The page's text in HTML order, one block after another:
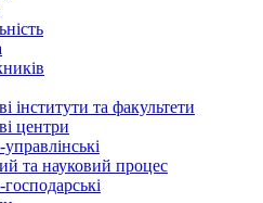
інститути та факультети
центри
та науковий процес